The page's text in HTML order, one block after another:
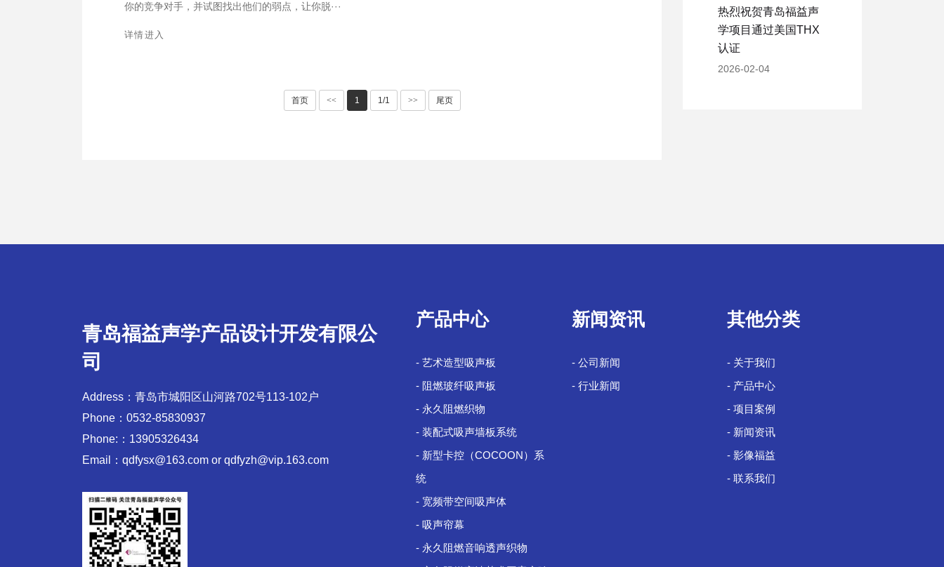
你的竞争对手，并试图找出他们的弱点，让你脱···
详情进入
首页 << 1 1/1 >> 尾页
热烈祝贺青岛福益声
学项目通过美国THX
认证
2026-02-04
青岛福益声学产品设计开发有限公
司
Address：青岛市城阳区山河路702号113-102户
Phone：0532-85830937
Phone:：13905326434
Email：qdfysx@163.com or qdfyzh@vip.163.com
产品中心
- 艺术造型吸声板
- 阻燃玻纤吸声板
- 永久阻燃织物
- 装配式吸声墙板系统
- 新型卡控（COCOON）系
统
- 宽频带空间吸声体
- 吸声帘幕
- 永久阻燃音响透声织物
新闻资讯
- 公司新闻
- 行业新闻
其他分类
- 关于我们
- 产品中心
- 项目案例
- 新闻资讯
- 影像福益
- 联系我们